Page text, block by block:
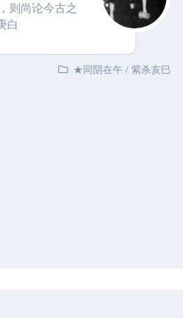
则尚论今古之
白
★同阴在午/紫杀亥巳